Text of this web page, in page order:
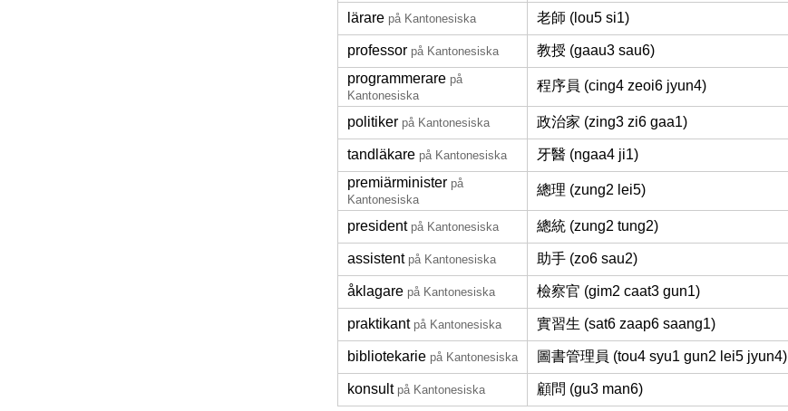
lärare på Kantonesiska 老師 (lou5 si1)
professor på Kantonesiska
教授 (gaau3 sau6)
programmerare på
Kantonesiska
程序員 (cing4 zeoi6 jyun4)
politiker på Kantonesiska 政治家 (zing3 zi6 gaa1)
tandläkare på Kantonesiska
牙醫 (ngaa4 ji1)
premiärminister på
Kantonesiska
總理 (zung2 lei5)
president på Kantonesiska 總統 (zung2 tung2)
assistent på Kantonesiska 助手 (zo6 sau2)
åklagare på Kantonesiska 檢察官 (gim2 caat3 gun1)
praktikant på Kantonesiska 實習生 (sat6 zaap6 saang1)
bibliotekarie på Kantonesiska 圖書管理員 (tou4 syu1 gun2 lei5 jyun4)
konsult på Kantonesiska 顧問 (gu3 man6)